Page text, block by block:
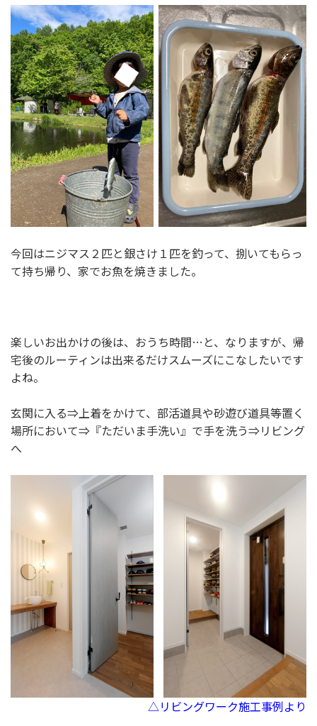
今回はニジマス２匹と銀さけ１匹を釣って、捌いてもらっ
て持ち帰り、家でお魚を焼きました。
楽しいお出かけの後は、おうち時間…と、なりますが、帰
宅後のルーティンは出来るだけスムーズにこなしたいです
よね。
玄関に入る⇒上着をかけて、部活道具や砂遊び道具等置く
場所において⇒『ただいま手洗い』で手を洗う⇒リビング
へ
△リビングワーク施工事例より